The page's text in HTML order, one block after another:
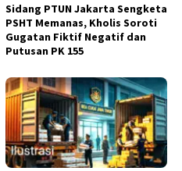
Sidang PTUN Jakarta Sengketa
PSHT Memanas, Kholis Soroti
Gugatan Fiktif Negatif dan
Putusan PK 155